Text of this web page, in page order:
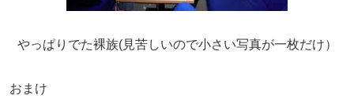
やっぱりでた裸族(見苦しいので小さい写真が一枚だけ）
おまけ